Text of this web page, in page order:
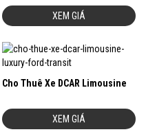
XEM GIÁ
Cho Thuê Xe DCAR Limousine
XEM GIÁ